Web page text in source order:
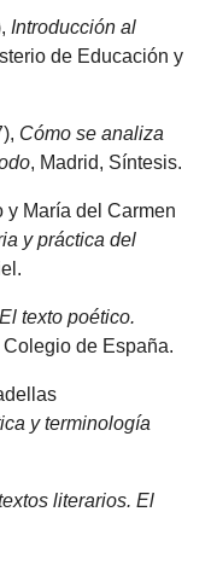
Introducción al
de Educación y
Cómo se analiza
, Madrid, Síntesis.
y María del Carmen
y práctica del
El texto poético.
de España.
y terminología
literarios. El